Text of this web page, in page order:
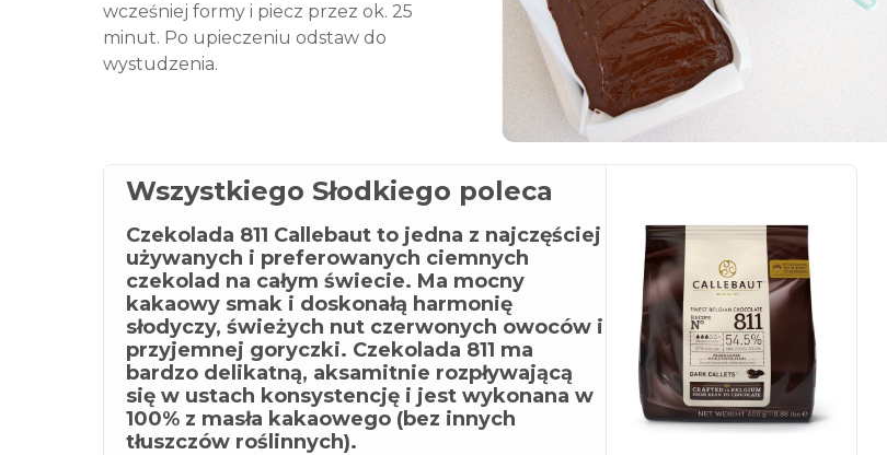
wcześniej formy i piecz przez ok. 25
minut. Po upieczeniu odstaw do
wystudzenia.
Wszystkiego Słodkiego poleca
Czekolada 811 Callebaut to jedna z najczęściej
używanych i preferowanych ciemnych
czekolad na całym świecie. Ma mocny
kakaowy smak i doskonałą harmonię
słodyczy, świeżych nut czerwonych owoców i
przyjemnej goryczki. Czekolada 811 ma
bardzo delikatną, aksamitnie rozpływającą
się w ustach konsystencję i jest wykonana w
100% z masła kakaowego (bez innych
tłuszczów roślinnych).